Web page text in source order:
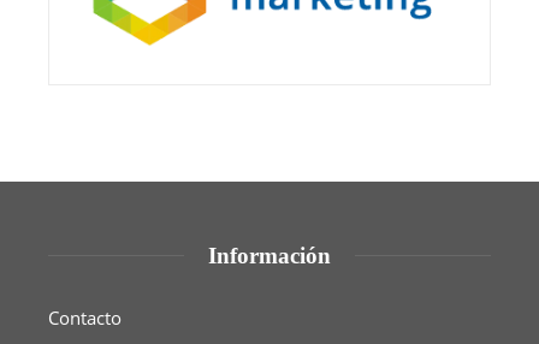
Información
Contacto